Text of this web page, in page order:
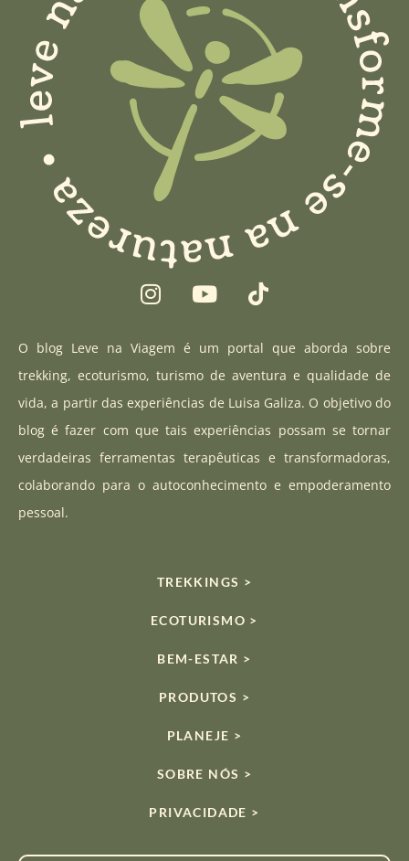
I
n
t
a
g
a
m
Y
o
t
u
b
T
i
t
o
k
O blog Leve na Viagem é um portal que aborda sobre
trekking, ecoturismo, turismo de aventura e qualidade de
vida, a partir das experiências de Luisa Galiza. O objetivo do
blog é fazer com que tais experiências possam se tornar
verdadeiras ferramentas terapêuticas e transformadoras,
colaborando para o autoconhecimento e empoderamento
pessoal.
TREKKINGS >
ECOTURISMO >
BEM-ESTAR >
PRODUTOS >
PLANEJE >
SOBRE NÓS >
PRIVACIDADE >